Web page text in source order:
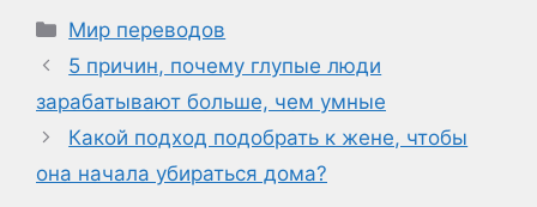
Рубрики
Мир переводов
5 причин, почему глупые люди
зарабатывают больше, чем умные
Какой подход подобрать к жене, чтобы
она начала убираться дома?